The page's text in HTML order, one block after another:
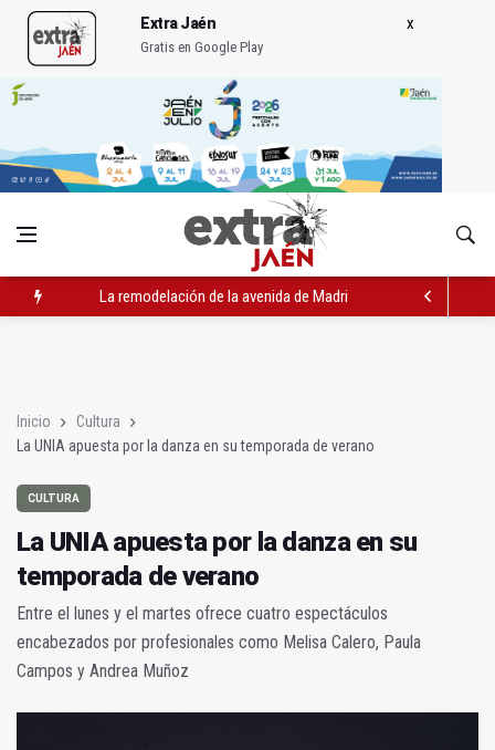
Extra Jaén
Gratis en Google Play
La remodelación de la avenida de Madrid contará con 3,2
Inicio
Cultura
La UNIA apuesta por la danza en su temporada de verano
CULTURA
La UNIA apuesta por la danza en su
temporada de verano
Entre el lunes y el martes ofrece cuatro espectáculos
encabezados por profesionales como Melisa Calero, Paula
Campos y Andrea Muñoz